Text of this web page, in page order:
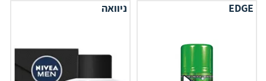
EDGE ניוואה